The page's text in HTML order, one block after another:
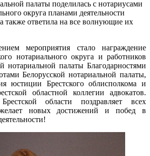
палаты поделилась с нотариусами
округа планами деятельности
также ответила на все волнующие их
мероприятия стало награждение
нотариального округа и работников
нотариальной палаты Благодарностями
Белорусской нотариальной палаты,
юстиции Брестского облисполкома и
областной коллегии адвокатов.
области поздравляет всех
новых достижений и побед в